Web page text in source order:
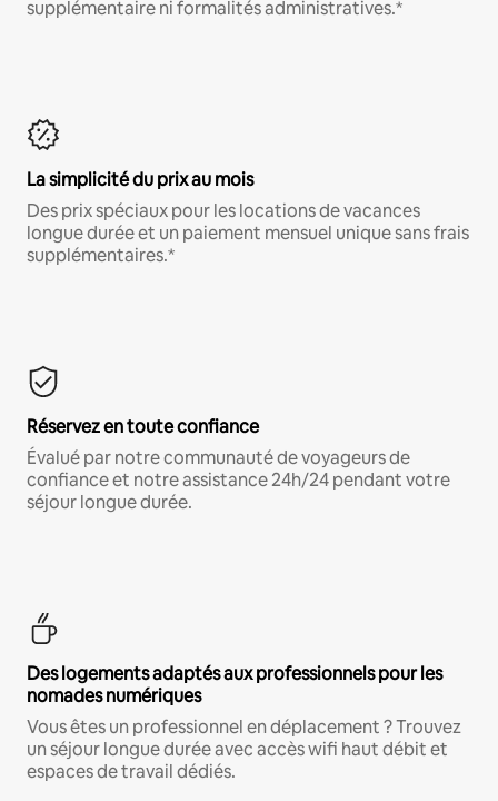
supplémentaire ni formalités administratives.*
La simplicité du prix au mois
Des prix spéciaux pour les locations de vacances
longue durée et un paiement mensuel unique sans frais
supplémentaires.*
Réservez en toute confiance
Évalué par notre communauté de voyageurs de
confiance et notre assistance 24h/24 pendant votre
séjour longue durée.
Des logements adaptés aux professionnels pour les
nomades numériques
Vous êtes un professionnel en déplacement ? Trouvez
un séjour longue durée avec accès wifi haut débit et
espaces de travail dédiés.